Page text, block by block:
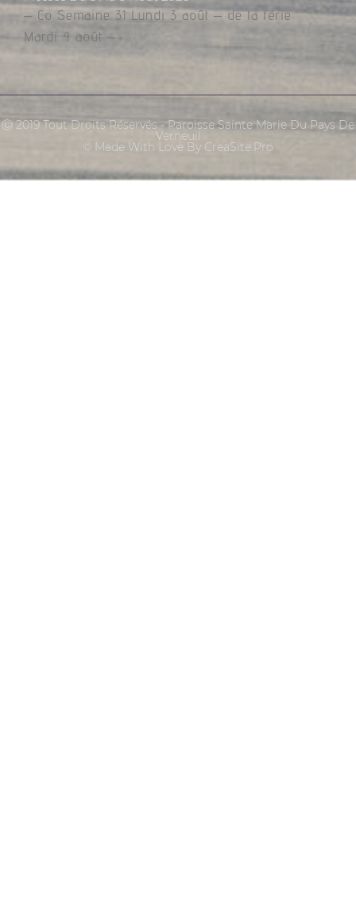
– Co Semaine 31 Lundi 3 août – de la férie
Mardi 4 août –
Ⓒ 2019 Tout Droits Réservés - Paroisse Sainte Marie Du Pays De
Verneuil
© Made With Love By CreaSite.Pro